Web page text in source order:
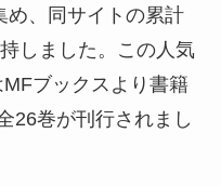
め、同サイトの累計
しました。この人気
ブックスより書籍
26巻が刊行されまし